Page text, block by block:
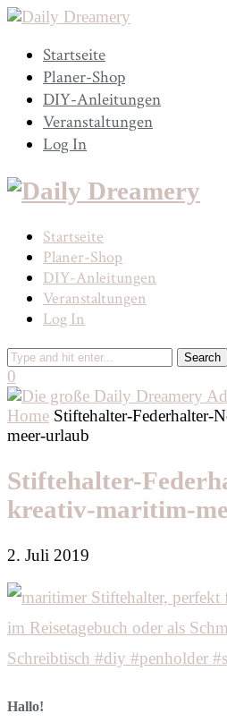
Startseite
Planer-Shop
DIY-Anleitungen
Veranstaltungen
Log In
Startseite
Planer-Shop
DIY-Anleitungen
Veranstaltungen
Log In
0
Home Stiftehalter-Federhalter-
meer-urlaub
Stiftehalter-
kreativ-maritim-
2. Juli 2019
Hallo!